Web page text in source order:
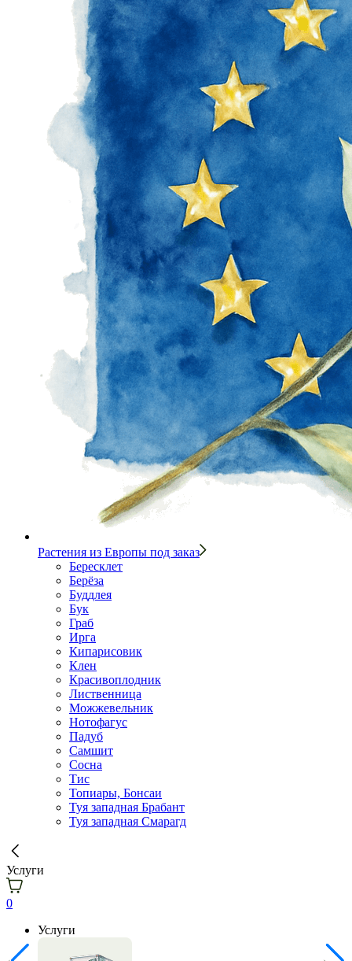
Растения из Европы под заказ
Бересклет
Берёза
Буддлея
Бук
Граб
Ирга
Кипарисовик
Клен
Красивоплодник
Лиственница
Можжевельник
Нотофагус
Падуб
Самшит
Сосна
Тис
Топиары, Бонсаи
Туя западная Брабант
Туя западная Смарагд
Услуги
0
Услуги